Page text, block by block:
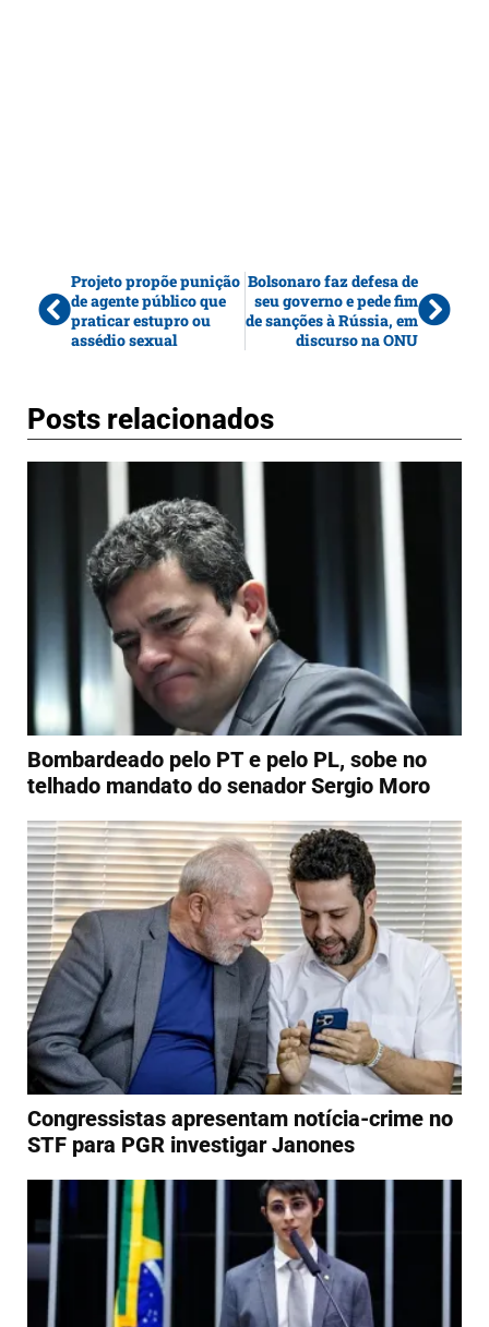
Projeto propõe punição
de agente público que
praticar estupro ou
assédio sexual
Bolsonaro faz defesa de
seu governo e pede fim
de sanções à Rússia, em
discurso na ONU
Posts relacionados
Bombardeado pelo PT e pelo PL, sobe no
telhado mandato do senador Sergio Moro
Congressistas apresentam notícia-crime no
STF para PGR investigar Janones